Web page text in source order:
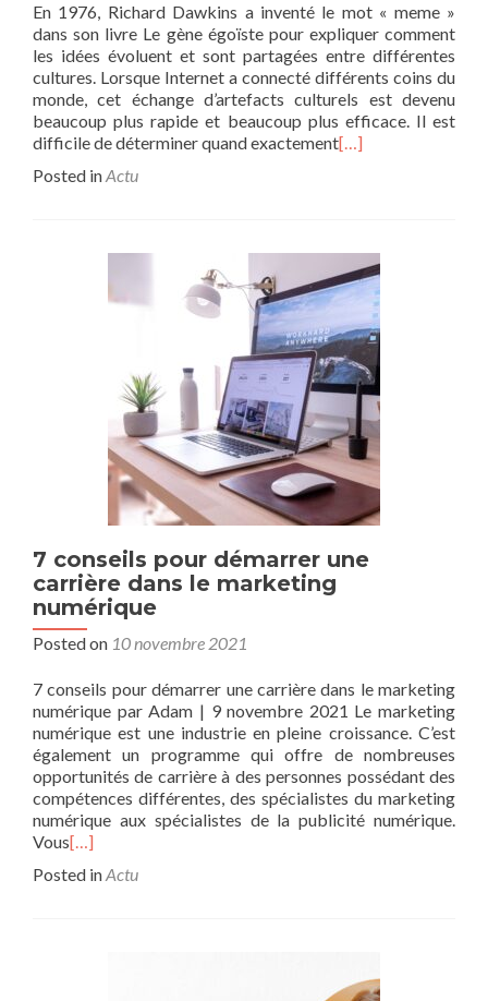
En 1976, Richard Dawkins a inventé le mot « meme »
dans son livre Le gène égoïste pour expliquer comment
les idées évoluent et sont partagées entre différentes
cultures. Lorsque Internet a connecté différents coins du
monde, cet échange d’artefacts culturels est devenu
beaucoup plus rapide et beaucoup plus efficace. Il est
difficile de déterminer quand exactement[…]
Posted inActu
7 conseils pour démarrer une
carrière dans le marketing
numérique
Posted on 10 novembre 2021
7 conseils pour démarrer une carrière dans le marketing
numérique par Adam | 9 novembre 2021 Le marketing
numérique est une industrie en pleine croissance. C’est
également un programme qui offre de nombreuses
opportunités de carrière à des personnes possédant des
compétences différentes, des spécialistes du marketing
numérique aux spécialistes de la publicité numérique.
Vous[…]
Posted inActu